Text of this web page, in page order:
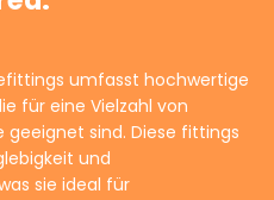
umfasst hochwertige
für eine Vielzahl von
geeignet sind. Diese fittings
und
sie ideal für